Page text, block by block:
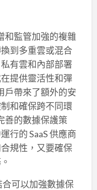
和監管加強的複雜
到多重雲或混合
有雲和內部部署
提供靈活性和彈
戶帶來了額外的安
和確保跨不同環
善的數據保護策
行的 SaaS 供應商
規性，又要確保
合可以加強數據保